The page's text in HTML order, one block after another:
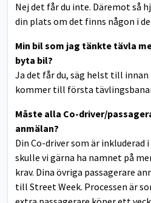
Nej det får du inte. Däremot så
din plats om det finns någon i
Min bil som jag tänkte tävla
byta bil?
Ja det får du, säg helst till innan
kommer till första
Måste alla Co-driver/
anmälan?
Din Co-driver som är inkluderad
skulle vi gärna ha namnet på
krav. Dina övriga passagerare
till Street Week. Processen är